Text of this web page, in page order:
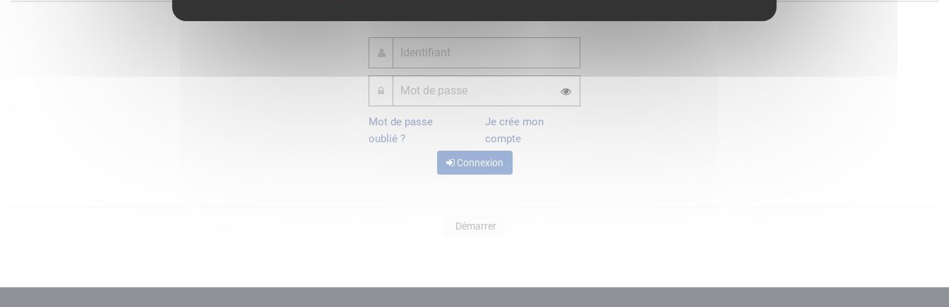
Mot de passe
oublié ?
Je crée mon
compte
Connexion
Démarrer